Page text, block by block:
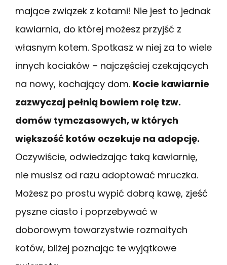
mające związek z kotami! Nie jest to jednak
kawiarnia, do której możesz przyjść z
własnym kotem. Spotkasz w niej za to wiele
innych kociaków – najczęściej czekających
na nowy, kochający dom. Kocie kawiarnie
zazwyczaj pełnią bowiem rolę tzw.
domów tymczasowych, w których
większość kotów oczekuje na adopcję.
Oczywiście, odwiedzając taką kawiarnię,
nie musisz od razu adoptować mruczka.
Możesz po prostu wypić dobrą kawę, zjeść
pyszne ciasto i poprzebywać w
doborowym towarzystwie rozmaitych
kotów, bliżej poznając te wyjątkowe